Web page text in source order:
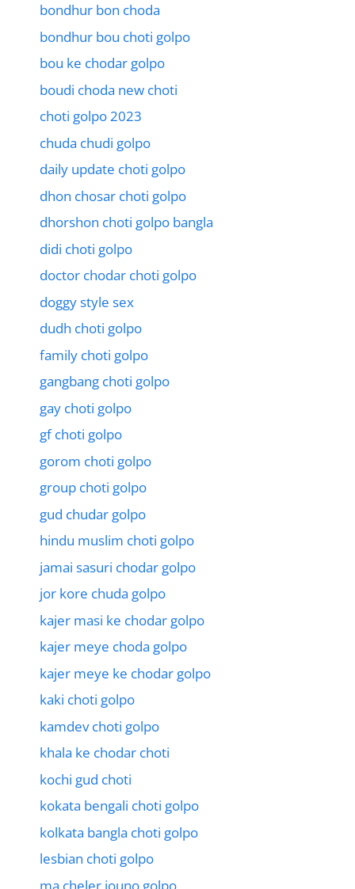
bondhur bon choda
bondhur bou choti golpo
bou ke chodar golpo
boudi choda new choti
choti golpo 2023
chuda chudi golpo
daily update choti golpo
dhon chosar choti golpo
dhorshon choti golpo bangla
didi choti golpo
doctor chodar choti golpo
doggy style sex
dudh choti golpo
family choti golpo
gangbang choti golpo
gay choti golpo
gf choti golpo
gorom choti golpo
group choti golpo
gud chudar golpo
hindu muslim choti golpo
jamai sasuri chodar golpo
jor kore chuda golpo
kajer masi ke chodar golpo
kajer meye choda golpo
kajer meye ke chodar golpo
kaki choti golpo
kamdev choti golpo
khala ke chodar choti
kochi gud choti
kokata bengali choti golpo
kolkata bangla choti golpo
lesbian choti golpo
ma cheler jouno golpo